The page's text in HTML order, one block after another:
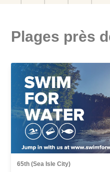
Plages près
65th (Sea Isle City)